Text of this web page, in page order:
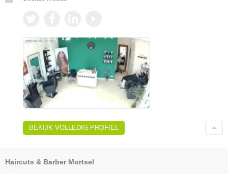
BEKIJK VOLLEDIG PROFIEL
Haircuts & Barber Mortsel